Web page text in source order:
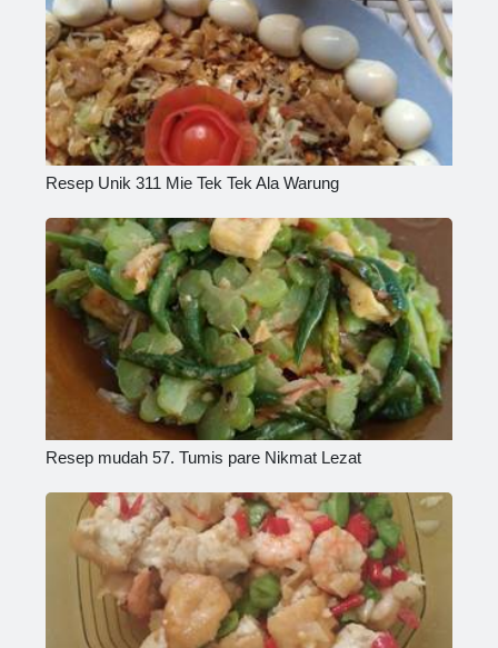
Resep Unik 311 Mie Tek Tek Ala Warung
Resep mudah 57. Tumis pare Nikmat Lezat